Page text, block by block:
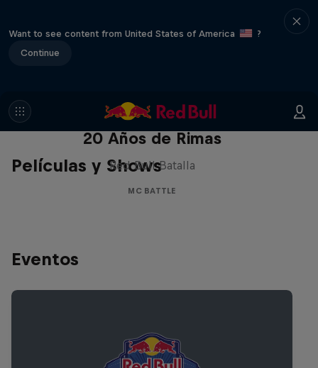
Want to see content from United States of America
?
Continue
Películas y Shows
Red Bull Batalla Nueva Historia:
20 Años de Rimas
Red Bull Batalla
MC BATTLE
Eventos